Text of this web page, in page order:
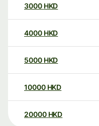
3000 HKD
4000 HKD
5000 HKD
10000 HKD
20000 HKD